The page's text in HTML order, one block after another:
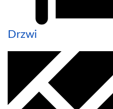
Drzwi